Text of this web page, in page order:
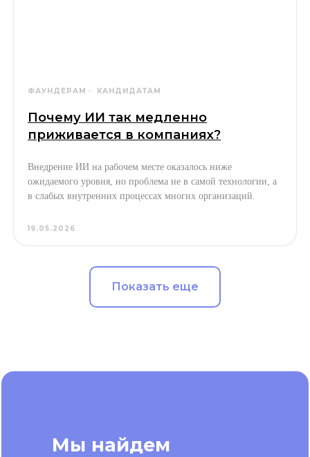
ФАУНДЕРАМ КАНДИДАТАМ
Почему ИИ так медленно
приживается в компаниях?
Внедрение ИИ на рабочем месте оказалось ниже
ожидаемого уровня, но проблема не в самой технологии, а
в слабых внутренних процессах многих организаций.
19.05.2026
Показать еще
Мы найдем